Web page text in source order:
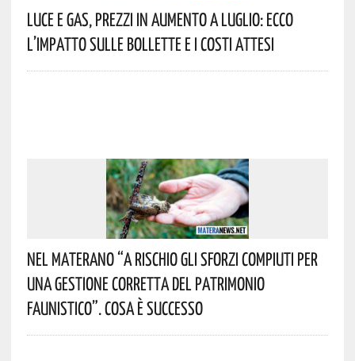
Luce E Gas, Prezzi In Aumento A Luglio: Ecco
L’impatto Sulle Bollette E I Costi Attesi
Nel Materano “a Rischio Gli Sforzi Compiuti Per
Una Gestione Corretta Del Patrimonio
Faunistico”. Cosa È Successo